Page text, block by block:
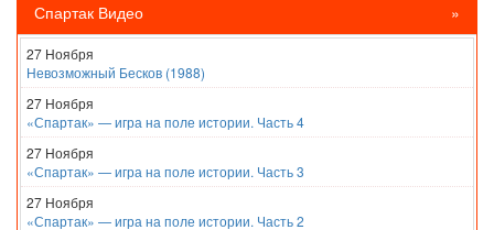
Спартак Видео »
27 Ноября
Невозможный Бесков (1988)
27 Ноября
«Спартак» — игра на поле истории. Часть 4
27 Ноября
«Спартак» — игра на поле истории. Часть 3
27 Ноября
«Спартак» — игра на поле истории. Часть 2